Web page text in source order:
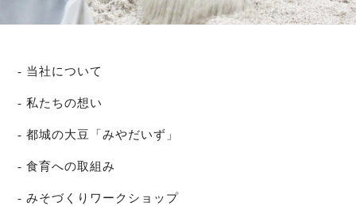
当社について
私たちの想い
都城の大豆「みやだいず」
食育への取組み
みそづくりワークショップ